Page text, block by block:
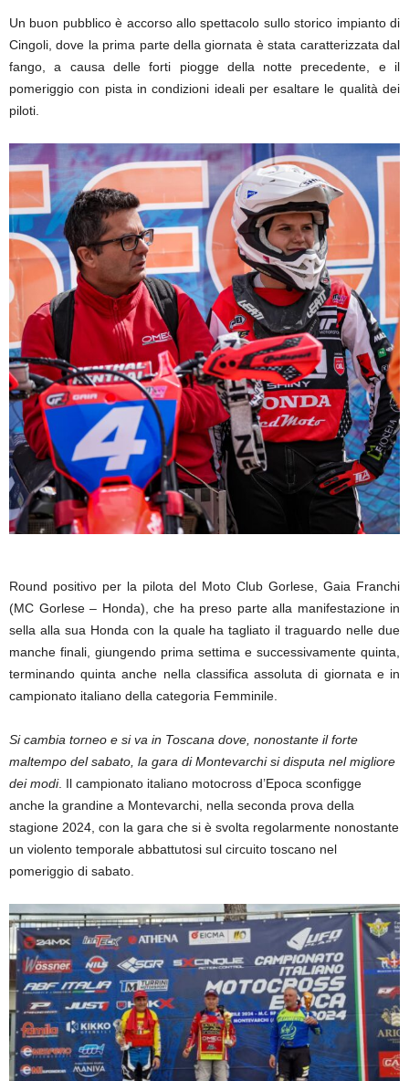
Un buon pubblico è accorso allo spettacolo sullo storico impianto di
Cingoli, dove la prima parte della giornata è stata caratterizzata dal
fango, a causa delle forti piogge della notte precedente, e il
pomeriggio con pista in condizioni ideali per esaltare le qualità dei
piloti.
Round positivo per la pilota del Moto Club Gorlese, Gaia Franchi
(MC Gorlese – Honda), che ha preso parte alla manifestazione in
sella alla sua Honda con la quale ha tagliato il traguardo nelle due
manche finali, giungendo prima settima e successivamente quinta,
terminando quinta anche nella classifica assoluta di giornata e in
campionato italiano della categoria Femminile.
Si cambia torneo e si va in Toscana dove, nonostante il forte
maltempo del sabato, la gara di Montevarchi si disputa nel migliore
dei modi. Il campionato italiano motocross d’Epoca sconfigge
anche la grandine a Montevarchi, nella seconda prova della
stagione 2024, con la gara che si è svolta regolarmente nonostante
un violento temporale abbattutosi sul circuito toscano nel
pomeriggio di sabato.